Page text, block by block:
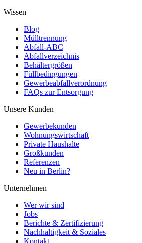
Wissen
Blog
Mülltrennung
Abfall-ABC
Abfallverzeichnis
Behältergrößen
Füllbedingungen
Gewerbeabfallverordnung
FAQs zur Entsorgung
Unsere Kunden
Gewerbekunden
Wohnungswirtschaft
Private Haushalte
Großkunden
Referenzen
Neu in Berlin?
Unternehmen
Wer wir sind
Jobs
Berichte & Zertifizierung
Nachhaltigkeit & Soziales